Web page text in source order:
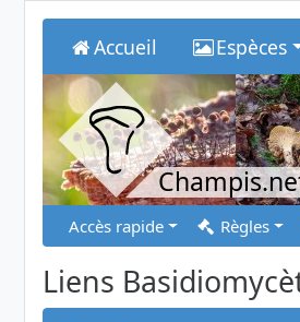
Accueil Espèces
Accès rapide Règles
Liens